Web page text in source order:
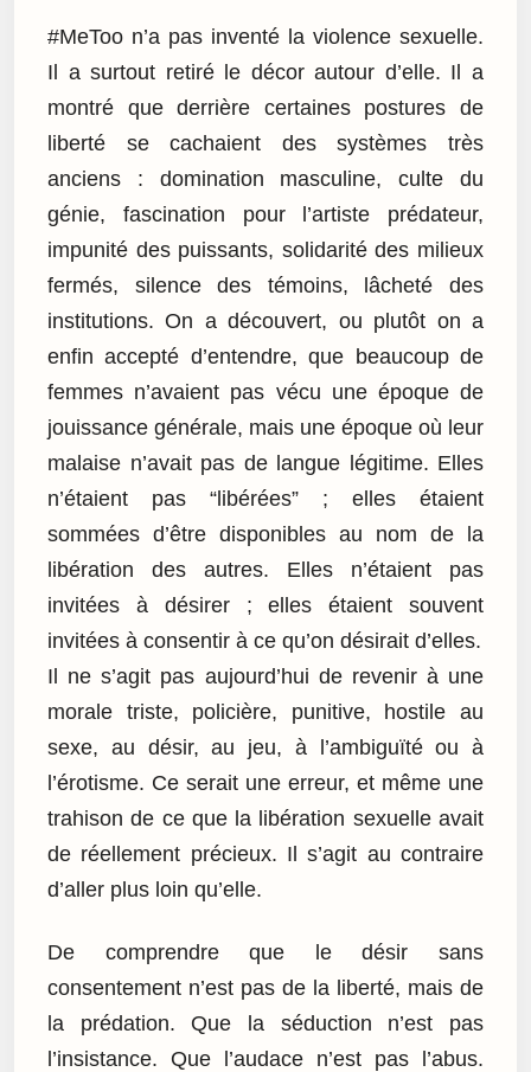
#MeToo n’a pas inventé la violence sexuelle.
Il a surtout retiré le décor autour d’elle. Il a
montré que derrière certaines postures de
liberté se cachaient des systèmes très
anciens : domination masculine, culte du
génie, fascination pour l’artiste prédateur,
impunité des puissants, solidarité des milieux
fermés, silence des témoins, lâcheté des
institutions. On a découvert, ou plutôt on a
enfin accepté d’entendre, que beaucoup de
femmes n’avaient pas vécu une époque de
jouissance générale, mais une époque où leur
malaise n’avait pas de langue légitime. Elles
n’étaient pas “libérées” ; elles étaient
sommées d’être disponibles au nom de la
libération des autres. Elles n’étaient pas
invitées à désirer ; elles étaient souvent
invitées à consentir à ce qu’on désirait d’elles.
Il ne s’agit pas aujourd’hui de revenir à une
morale triste, policière, punitive, hostile au
sexe, au désir, au jeu, à l’ambiguïté ou à
l’érotisme. Ce serait une erreur, et même une
trahison de ce que la libération sexuelle avait
de réellement précieux. Il s’agit au contraire
d’aller plus loin qu’elle.
De comprendre que le désir sans
consentement n’est pas de la liberté, mais de
la prédation. Que la séduction n’est pas
l’insistance. Que l’audace n’est pas l’abus.